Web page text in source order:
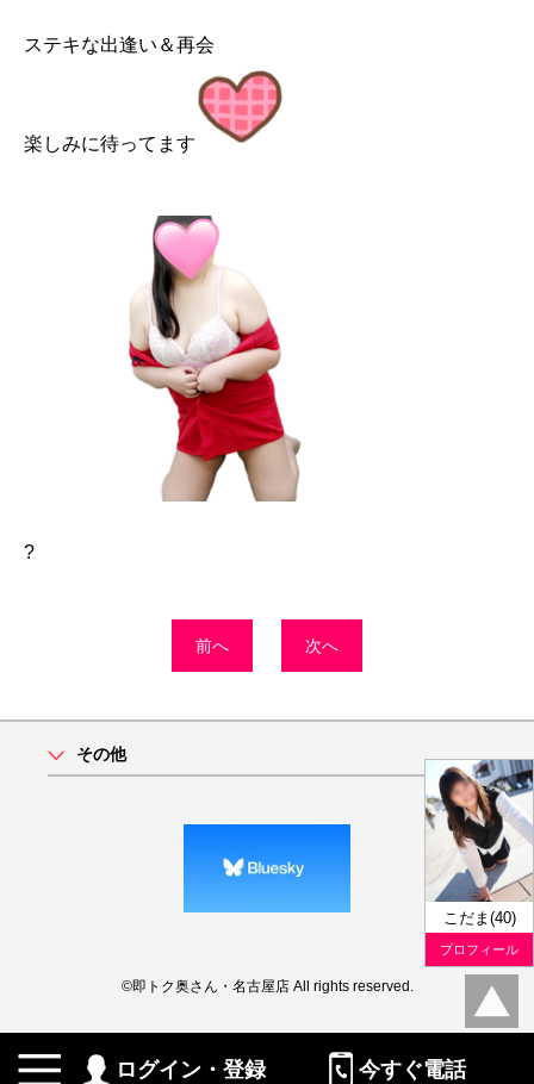
こだま(40)
プロフィール
ステキな出逢い＆再会
楽しみに待ってます
?
前へ 次へ
その他
©即トク奥さん・名古屋店 All rights reserved.
ログイン・登録 今すぐ電話